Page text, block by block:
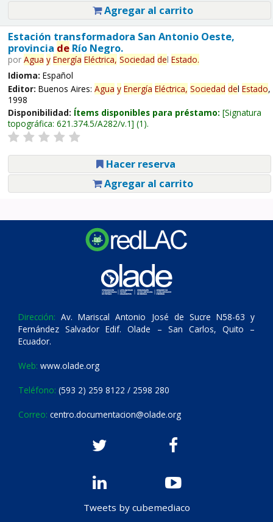
Agregar al carrito
Estación transformadora San Antonio Oeste,
provincia deRío Negro.
por Agua y Energía Eléctrica, Sociedad del Estado.
Idioma: Español
Editor: Buenos Aires: Agua y Energía Eléctrica, Sociedad del Estado,
1998
Disponibilidad: Ítems disponibles para préstamo: Signatura
topográfica: 621.374.5/A282/v.1 (1).
Hacer reserva
Agregar al carrito
Dirección: Av. Mariscal Antonio José de Sucre N58-63 y
Fernández Salvador Edif. Olade – San Carlos, Quito –
Ecuador.
Web: www.olade.org
Teléfono: (593 2) 259 8122 / 2598 280
Correo: centro.documentacion@olade.org
Tweets by cubemediaco